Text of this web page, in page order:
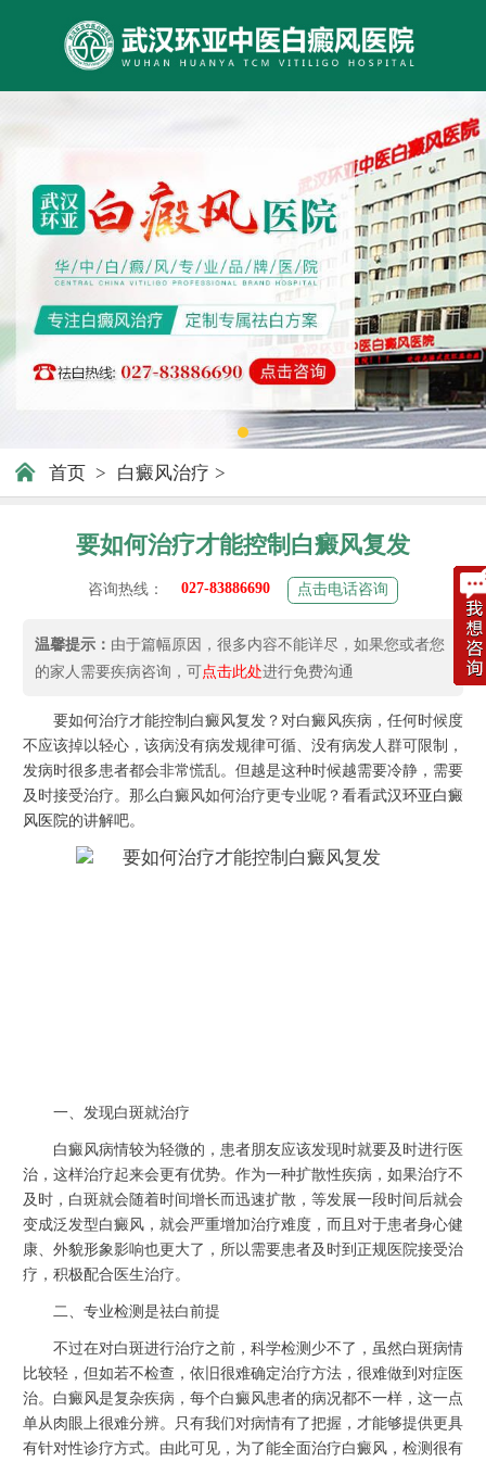
首页 > 白癜风治疗 >
要如何治疗才能控制白癜风复发
咨询热线： 027-83886690 点击电话咨询
温馨提示： 由于篇幅原因，很多内容不能详尽，如果您或者您
的家人需要疾病咨询，可点击此处进行免费沟通
要如何治疗才能控制白癜风复发？对白癜风疾病，任何时候度
不应该掉以轻心，该病没有病发规律可循、没有病发人群可限制，
发病时很多患者都会非常慌乱。但越是这种时候越需要冷静，需要
及时接受治疗。那么白癜风如何治疗更专业呢？看看武汉环亚白癜
风医院的讲解吧。
一、发现白斑就治疗
白癜风病情较为轻微的，患者朋友应该发现时就要及时进行医
治，这样治疗起来会更有优势。作为一种扩散性疾病，如果治疗不
及时，白斑就会随着时间增长而迅速扩散，等发展一段时间后就会
变成泛发型白癜风，就会严重增加治疗难度，而且对于患者身心健
康、外貌形象影响也更大了，所以需要患者及时到正规医院接受治
疗，积极配合医生治疗。
二、专业检测是祛白前提
不过在对白斑进行治疗之前，科学检测少不了，虽然白斑病情
比较轻，但如若不检查，依旧很难确定治疗方法，很难做到对症医
治。白癜风是复杂疾病，每个白癜风患者的病况都不一样，这一点
单从肉眼上很难分辨。只有我们对病情有了把握，才能够提供更具
有针对性诊疗方式。由此可见，为了能全面治疗白癜风，检测很有